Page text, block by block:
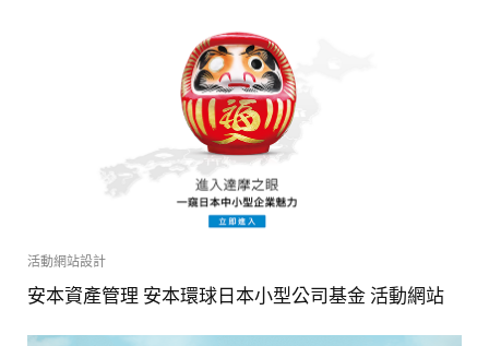
活動網站設計
安本資產管理 安本環球日本小型公司基金 活動網站